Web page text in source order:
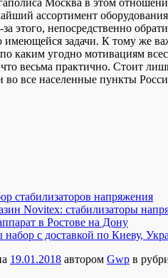
ассортимент
этого, непосредственно
имеющейся задачи. К тому же
каким угодно мотивациям
весьма практично. Стоит
во все населенные пункты
стабилизаторов напряжения
Novitex: стабилизаторы
в Ростове на Дону
с доставкой по Киеву,
19.01.2018 автором Gwp в